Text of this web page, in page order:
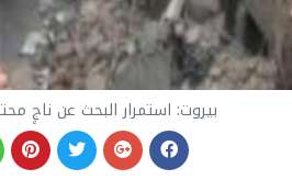
بيروت: استمرار البحث عن ناجٍ